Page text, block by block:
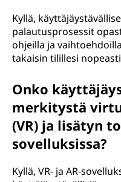
Kyllä,
palautusprosessit
ohjeilla ja
takaisin tilillesi
Onko
merkitystä
(VR) ja lisätyn
sovelluksissa?
Kyllä, VR- ja AR-